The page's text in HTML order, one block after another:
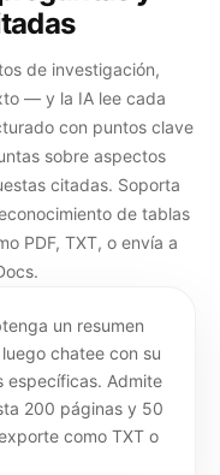
de investigación,
— y la IA lee cada
con puntos clave
sobre aspectos
citadas. Soporta
de tablas
PDF, TXT, o envía a
un resumen
chatee con su
específicas. Admite
200 páginas y 50
como TXT o